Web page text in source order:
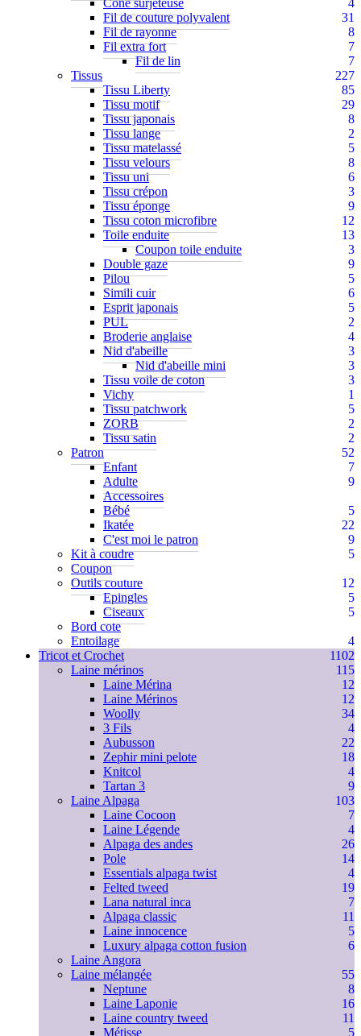
Cône surjeteuse
4
Fil de couture polyvalent
31
Fil de rayonne
8
Fil extra fort
7
Fil de lin
7
Tissus
227
Tissu Liberty
85
Tissu motif
29
Tissu japonais
8
Tissu lange
2
Tissu matelassé
5
Tissu velours
8
Tissu uni
6
Tissu crépon
3
Tissu éponge
9
Tissu coton microfibre
12
Toile enduite
13
Coupon toile enduite
3
Double gaze
9
Pilou
5
Simili cuir
6
Esprit japonais
5
PUL
2
Broderie anglaise
4
Nid d'abeille
3
Nid d'abeille mini
3
Tissu voile de coton
3
Vichy
1
Tissu patchwork
5
ZORB
2
Tissu satin
2
Patron
52
Enfant
7
Adulte
9
Accessoires
Bébé
5
Ikatée
22
C'est moi le patron
9
Kit à coudre
5
Coupon
Outils couture
12
Epingles
5
Ciseaux
5
Bord cote
Entoilage
4
Tricot et Crochet
1102
Laine mérinos
115
Laine Mérina
12
Laine Mérinos
12
Woolly
34
3 Fils
4
Aubusson
22
Zephir mini pelote
18
Knitcol
4
Tartan 3
9
Laine Alpaga
103
Laine Cocoon
7
Laine Légende
4
Alpaga des andes
26
Pole
14
Essentials alpaga twist
4
Felted tweed
19
Lana natural inca
7
Alpaga classic
11
Laine innocence
5
Luxury alpaga cotton fusion
6
Laine Angora
Laine mélangée
55
Neptune
8
Laine Laponie
16
Laine country tweed
11
Métisse
5